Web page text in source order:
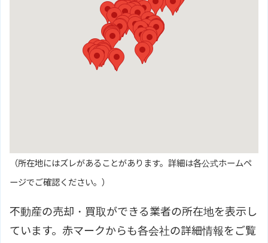
（所在地にはズレがあることがあります。詳細は各公式ホームペ
ージでご確認ください。）
不動産の売却・買取ができる業者の所在地を表示し
ています。赤マークからも各会社の詳細情報をご覧